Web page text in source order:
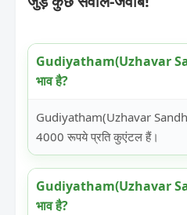
Gudiyatham(Uzhavar
भाव है?
Gudiyatham(Uzhavar
4000 रूपये प्रति कुएंटल हैं।
Gudiyatham(Uzhavar
भाव है?